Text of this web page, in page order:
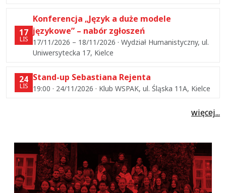
17
LIS
Konferencja „Język a duże modele
językowe” – nabór zgłoszeń
17/11/2026 – 18/11/2026 · Wydział Humanistyczny, ul.
Uniwersytecka 17, Kielce
24
LIS
Stand-up Sebastiana Rejenta
19:00 · 24/11/2026 · Klub WSPAK, ul. Śląska 11A, Kielce
więcej...